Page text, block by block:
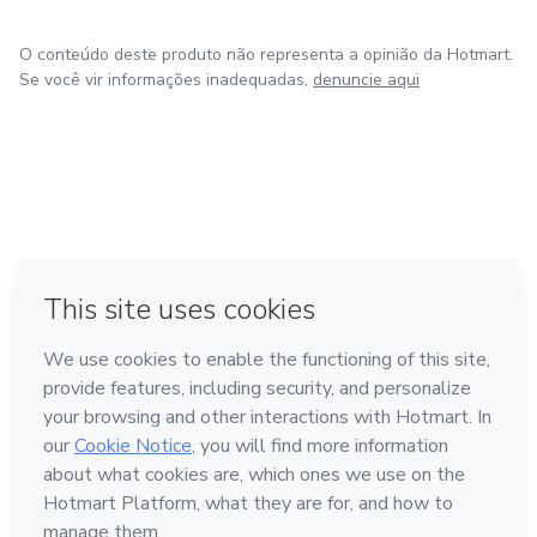
O conteúdo deste produto não representa a opinião da Hotmart.
Se você vir informações inadequadas, denuncie aqui
Feito com ❤ em Bogotá
Conheça a Hotmart
Idioma
Português